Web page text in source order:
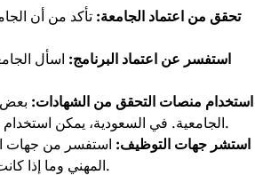
تحقق من اعتماد الجامعة: تأكد من أن
استفسر عن اعتماد البرنامج: اسأل
استخدام منصات التحقق من الشهادات: بعض
الجامعية. في السعودية، يمكن استخدام خدمة “معادلة الشهادات” المتاحة على موقع وزارة التعليم.
استشر جهات التوظيف: استفسر من جهات
المهني وما إذا كانت هناك أي متطلبات إضافية للحصول على الاعتراف الكامل.